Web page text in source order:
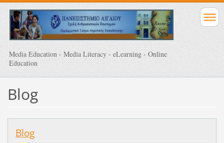
Media Education - Media Literacy - eLearning - Online
Education
Blog
Blog